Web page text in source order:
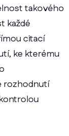
takového
každé
citací
ke kterému
rozhodnutí